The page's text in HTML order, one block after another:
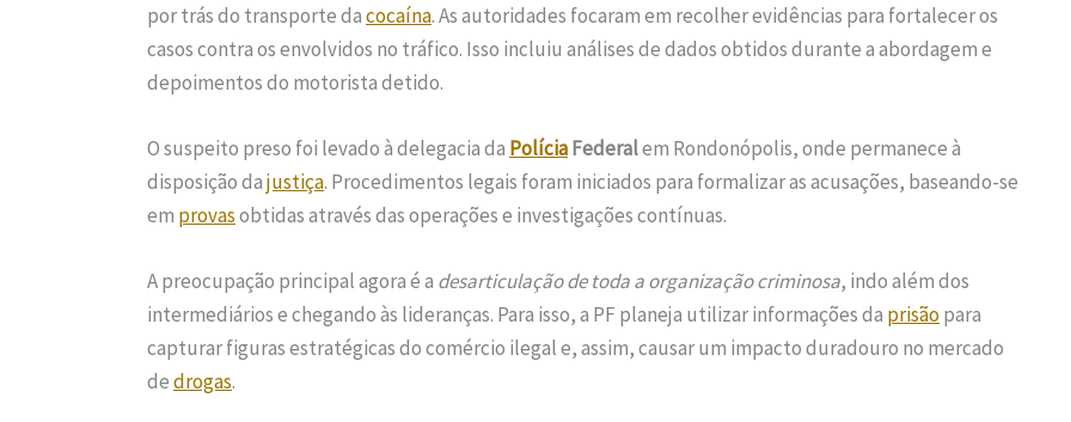
por trás do transporte dacocaína. As autoridades focaram em recolher evidências para fortalecer os
casos contra os envolvidos no tráfico. Isso incluiu análises de dados obtidos durante a abordagem e
depoimentos do motorista detido.
O suspeito preso foi levado à delegacia da PolíciaFederalem Rondonópolis, onde permanece à
disposição dajustiça. Procedimentos legais foram iniciados para formalizar as acusações, baseando-se
em provasobtidas através das operações e investigações contínuas.
A preocupação principal agora é a desarticulação de toda a organização criminosa, indo além dos
intermediários e chegando às lideranças. Para isso, a PF planeja utilizar informações da prisãopara
capturar figuras estratégicas do comércio ilegal e, assim, causar um impacto duradouro no mercado
dedrogas.